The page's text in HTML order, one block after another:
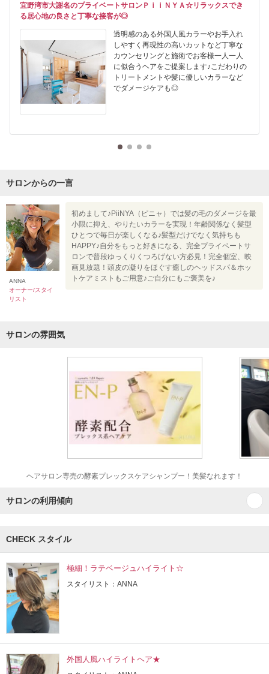
宜野湾市大謝名のプライベートサロンＰｉｉＮＹＡ☆リラックスでき
る居心地の良さと丁寧な接客が◎
透明感のある外国人風カラーやお手入れ
しやすく再現性の高いカットなど丁寧な
カウンセリングと施術でお客様一人一人
に似合うヘアをご提案します♪こだわりの
トリートメントや髪に優しいカラーなど
でダメージケアも◎
サロンからの一言
ANNA
オーナー/スタイ
リスト
初めまして♪PiiNYA（ピニャ）では髪の毛のダメージを最
小限に抑え、やりたいカラーを実現！年齢関係なく髪型
ひとつで毎日が楽しくなる♪髪型だけでなく気持ちも
HAPPY♪自分をもっと好きになる、完全プライベートサ
ロンで普段ゆっくりくつろげない方必見！完全個室、映
画見放題！頭皮の凝りをほぐす癒しのヘッドスパ＆ホッ
トケアミストもご用意♪ご自分にもご褒美を♪
サロンの雰囲気
ヘアサロン専売の酵素プレックスケアシャンプー！美髪なれます！
サロンの利用傾向
CHECK スタイル
極細！ラテベージュハイライト☆
スタイリスト：ANNA
外国人風ハイライトヘア★